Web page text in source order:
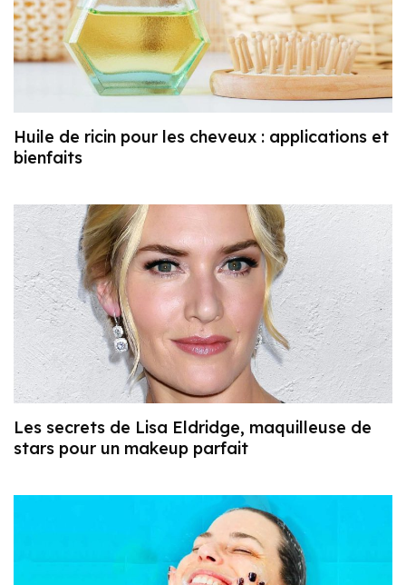
Huile de ricin pour les cheveux : applications et
bienfaits
Les secrets de Lisa Eldridge, maquilleuse de
stars pour un makeup parfait